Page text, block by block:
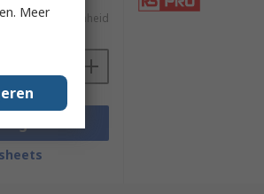
€ 8,50/eenheid
Meer